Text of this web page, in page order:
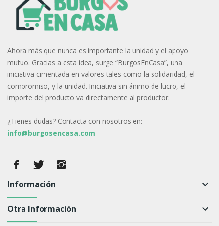
Ahora más que nunca es importante la unidad y el apoyo
mutuo. Gracias a esta idea, surge “BurgosEnCasa”, una
iniciativa cimentada en valores tales como la solidaridad, el
compromiso, y la unidad. Iniciativa sin ánimo de lucro, el
importe del producto va directamente al productor.
¿Tienes dudas? Contacta con nosotros en:
info@burgosencasa.com
Información keyboard_arrow_down
Otra Información keyboard_arrow_down